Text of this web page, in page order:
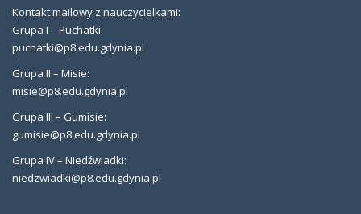
Kontakt mailowy z nauczycielkami:
Grupa I – Puchatki
puchatki@p8.edu.gdynia.pl
Grupa II – Misie:
misie@p8.edu.gdynia.pl
Grupa III – Gumisie:
gumisie@p8.edu.gdynia.pl
Grupa IV – Niedźwiadki:
niedzwiadki@p8.edu.gdynia.pl